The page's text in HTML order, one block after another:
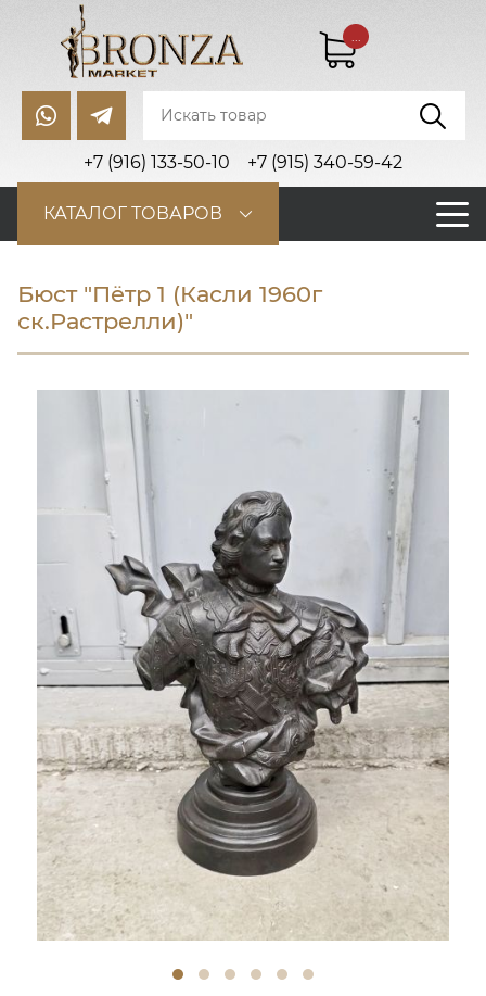
+7 (916) 133-50-10 +7 (915) 340-59-42
...
КАТАЛОГ ТОВАРОВ
Бюст "Пётр 1 (Касли 1960г
ск.Растрелли)"